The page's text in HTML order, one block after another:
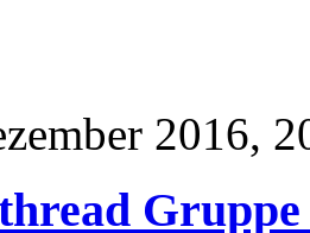
2016,
Gruppe